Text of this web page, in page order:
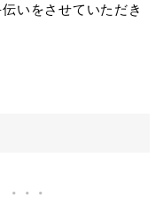
いをさせていただき